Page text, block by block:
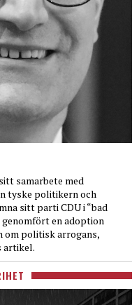
samarbete med
tyske politikern och
sitt parti CDU i “bad
genomfört en adoption
om politisk arrogans,
artikel.